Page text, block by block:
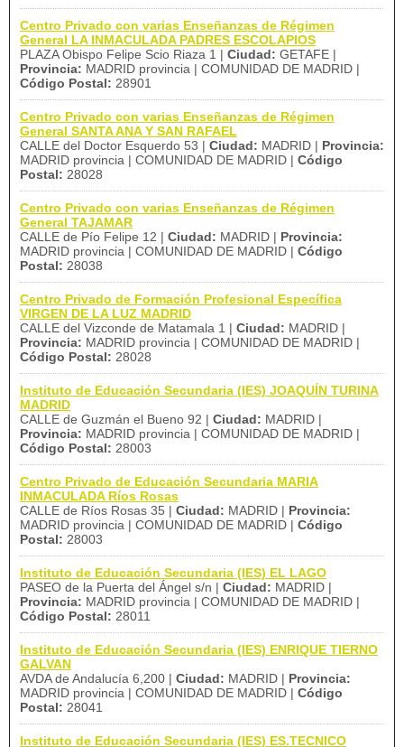
Centro Privado con varias Enseñanzas de Régimen
General LA INMACULADA PADRES ESCOLAPIOS
PLAZA Obispo Felipe Scio Riaza 1 | Ciudad: GETAFE |
Provincia: MADRID provincia | COMUNIDAD DE MADRID |
Código Postal: 28901
Centro Privado con varias Enseñanzas de Régimen
General SANTA ANA Y SAN RAFAEL
CALLE del Doctor Esquerdo 53 | Ciudad: MADRID | Provincia:
MADRID provincia | COMUNIDAD DE MADRID | Código
Postal: 28028
Centro Privado con varias Enseñanzas de Régimen
General TAJAMAR
CALLE de Pío Felipe 12 | Ciudad: MADRID | Provincia:
MADRID provincia | COMUNIDAD DE MADRID | Código
Postal: 28038
Centro Privado de Formación Profesional Específica
VIRGEN DE LA LUZ MADRID
CALLE del Vizconde de Matamala 1 | Ciudad: MADRID |
Provincia: MADRID provincia | COMUNIDAD DE MADRID |
Código Postal: 28028
Instituto de Educación Secundaria (IES) JOAQUÍN TURINA
MADRID
CALLE de Guzmán el Bueno 92 | Ciudad: MADRID |
Provincia: MADRID provincia | COMUNIDAD DE MADRID |
Código Postal: 28003
Centro Privado de Educación Secundaria MARIA
INMACULADA Ríos Rosas
CALLE de Ríos Rosas 35 | Ciudad: MADRID | Provincia:
MADRID provincia | COMUNIDAD DE MADRID | Código
Postal: 28003
Instituto de Educación Secundaria (IES) EL LAGO
PASEO de la Puerta del Ángel s/n | Ciudad: MADRID |
Provincia: MADRID provincia | COMUNIDAD DE MADRID |
Código Postal: 28011
Instituto de Educación Secundaria (IES) ENRIQUE TIERNO
GALVAN
AVDA de Andalucía 6,200 | Ciudad: MADRID | Provincia:
MADRID provincia | COMUNIDAD DE MADRID | Código
Postal: 28041
Instituto de Educación Secundaria (IES) ES.TECNICO